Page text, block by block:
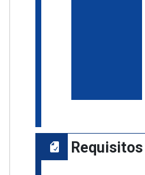
Requisitos